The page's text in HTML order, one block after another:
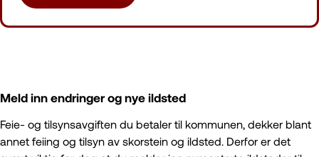
Meld inn endringer og nye ildsted
Feie- og tilsynsavgiften du betaler til kommunen, dekker blant
annet feiing og tilsyn av skorstein og ildsted. Derfor er det